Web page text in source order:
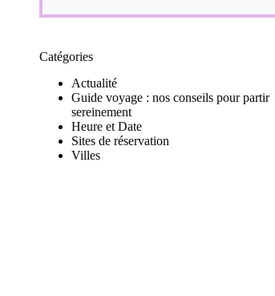
Catégories
Actualité
Guide voyage : nos conseils pour partir
sereinement
Heure et Date
Sites de réservation
Villes